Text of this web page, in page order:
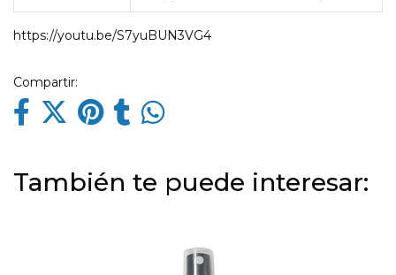
https://youtu.be/S7yuBUN3VG4
Compartir:
También te puede interesar: